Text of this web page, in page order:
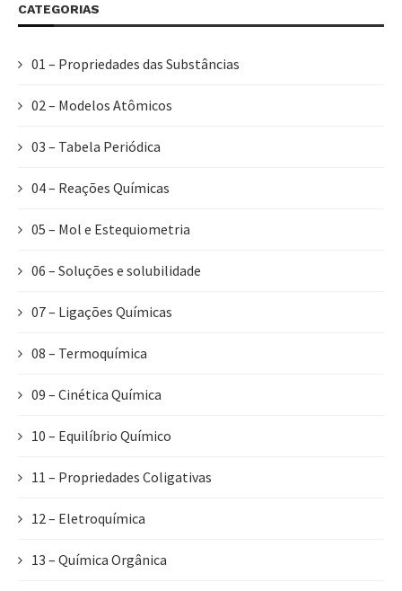
CATEGORIAS
01 – Propriedades das Substâncias
02 – Modelos Atômicos
03 – Tabela Periódica
04 – Reações Químicas
05 – Mol e Estequiometria
06 – Soluções e solubilidade
07 – Ligações Químicas
08 – Termoquímica
09 – Cinética Química
10 – Equilíbrio Químico
11 – Propriedades Coligativas
12 – Eletroquímica
13 – Química Orgânica